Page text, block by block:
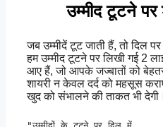
उम्मीद टूटने
जब उम्मीदें टूट जाती हैं, तो दिल
हम उम्मीद टूटने पर लिखी गई 2
आए हैं, जो आपके जज्बातों को
शायरी न केवल दर्द को महसूस
खुद को संभालने की ताकत भी देगी।